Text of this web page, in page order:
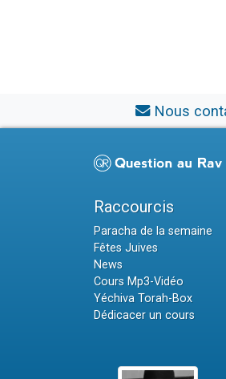
Nous
Raccourcis
Paracha de la semaine
Fêtes Juives
News
Cours Mp3-Vidéo
Yéchiva Torah-Box
Dédicacer un cours